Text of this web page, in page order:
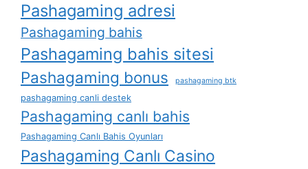
Pashagaming adresi
Pashagaming bahis
Pashagaming bahis sitesi
Pashagaming bonus pashagaming btk
pashagaming canli destek
Pashagaming canlı bahis
Pashagaming Canlı Bahis Oyunları
Pashagaming Canlı Casino